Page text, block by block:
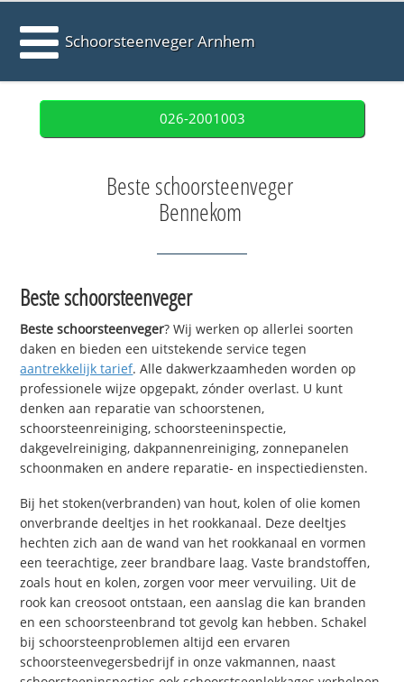
Schoorsteenveger Arnhem
026-2001003
Beste schoorsteenveger
Bennekom
Beste schoorsteenveger
Beste schoorsteenveger? Wij werken op allerlei soorten
daken en bieden een uitstekende service tegen
aantrekkelijk tarief. Alle dakwerkzaamheden worden op
professionele wijze opgepakt, zónder overlast. U kunt
denken aan reparatie van schoorstenen,
schoorsteenreiniging, schoorsteeninspectie,
dakgevelreiniging, dakpannenreiniging, zonnepanelen
schoonmaken en andere reparatie- en inspectiediensten.
Bij het stoken(verbranden) van hout, kolen of olie komen
onverbrande deeltjes in het rookkanaal. Deze deeltjes
hechten zich aan de wand van het rookkanaal en vormen
een teerachtige, zeer brandbare laag. Vaste brandstoffen,
zoals hout en kolen, zorgen voor meer vervuiling. Uit de
rook kan creosoot ontstaan, een aanslag die kan branden
en een schoorsteenbrand tot gevolg kan hebben. Schakel
bij schoorsteenproblemen altijd een ervaren
schoorsteenvegersbedrijf in onze vakmannen, naast